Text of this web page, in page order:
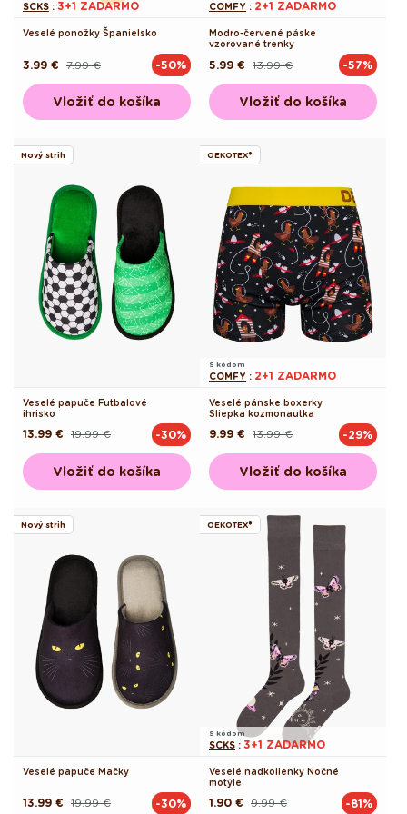
SCKS : 3+1 ZADARMO
Veselé ponožky Španielsko
Pôvodná7.99 €
Akciová
3.99 € -50%
Vložiť do košíka
COMFY : 2+1 ZADARMO
Modro-červené páske
vzorované trenky
Pôvodná13.99 €
Akciová
5.99 € -57%
Vložiť do košíka
Nový strih
Veselé papuče Futbalové
ihrisko
Pôvodná19.99 €
Akciová
13.99 € -30%
Vložiť do košíka
OEKOTEX®
S kódom
COMFY : 2+1 ZADARMO
Veselé pánske boxerky
Sliepka kozmonautka
Pôvodná13.99 €
Akciová
9.99 € -29%
Vložiť do košíka
Nový strih
Veselé papuče Mačky
Pôvodná19.99 €
Akciová
13.99 € -30%
OEKOTEX®
S kódom
SCKS : 3+1 ZADARMO
Veselé nadkolienky Nočné
motýle
Pôvodná9.99 €
Akciová
1.90 € -81%